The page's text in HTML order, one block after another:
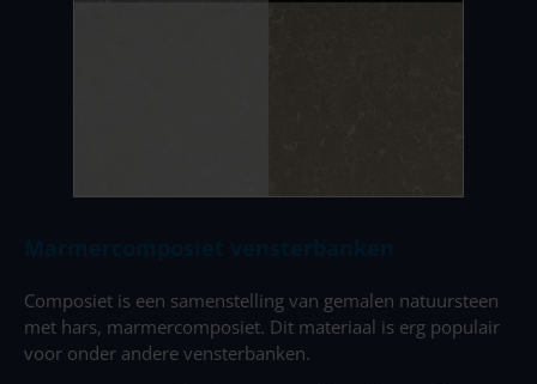
Composiet is een samenstelling van gemalen natuursteen
met hars, marmercomposiet. Dit materiaal is erg populair
voor onder andere vensterbanken.